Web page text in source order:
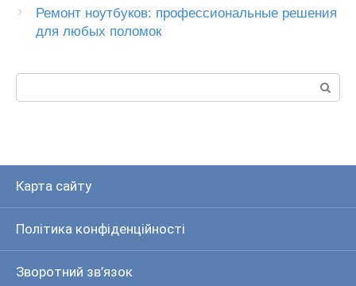
Ремонт ноутбуков: профессиональные решения
для любых поломок
Карта сайту
Політика конфіденційності
Зворотний зв’язок